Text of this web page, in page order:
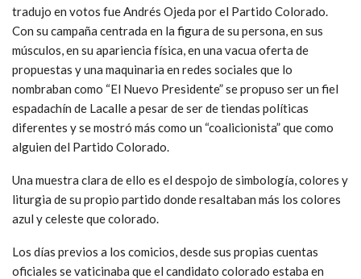
tradujo en votos fue Andrés Ojeda por el Partido Colorado.
Con su campaña centrada en la figura de su persona, en sus
músculos, en su apariencia física, en una vacua oferta de
propuestas y una maquinaria en redes sociales que lo
nombraban como “El Nuevo Presidente” se propuso ser un fiel
espadachín de Lacalle a pesar de ser de tiendas políticas
diferentes y se mostró más como un “coalicionista” que como
alguien del Partido Colorado.
Una muestra clara de ello es el despojo de simbología, colores y
liturgia de su propio partido donde resaltaban más los colores
azul y celeste que colorado.
Los días previos a los comicios, desde sus propias cuentas
oficiales se vaticinaba que el candidato colorado estaba en